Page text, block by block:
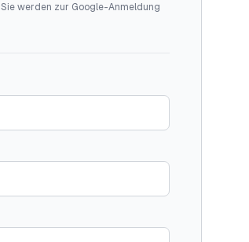
Sie werden zur Google-Anmeldung